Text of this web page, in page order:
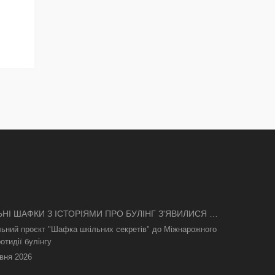
ШАФКИ З ІСТОРІЯМИ ПРО БУЛІНГ З'ЯВИЛИСЯ В
проєкт "Шафка шкільних секретів" до Міжнарожного
булінгу
2026